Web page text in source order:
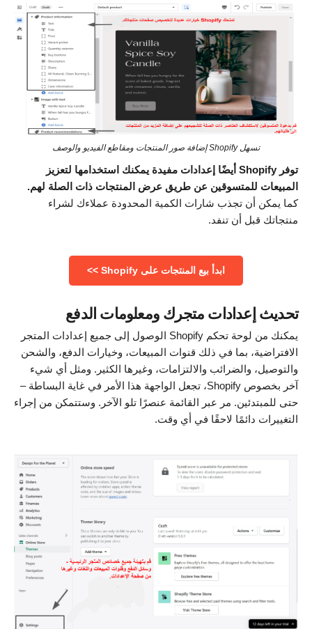
تسهل Shopify إضافة صور المنتجات ومقاطع الفيديو والوصف
توفر Shopify أيضًا إعدادات مفيدة يمكنك استخدامها لتعزيز
المبيعات للمتسوقين عن طريق عرض المنتجات ذات الصلة لهم.
كما يمكن أن تجذب شارات الكمية المحدودة عملاءك لشراء
منتجاتك قبل أن تنفد.
ابدأ بيع المنتجات على Shopify >>
تحديث إعدادات متجرك ومعلومات الدفع
يمكنك من لوحة تحكم Shopify الوصول إلى جميع إعدادات المتجر
الافتراضية، بما في ذلك قنوات المبيعات، وخيارات الدفع، والشحن
والتوصيل، والضرائب والالتزامات، وغيرها الكثير. ومثل أي شيء
آخر بخصوص Shopify، تجعل الواجهة هذا الأمر في غاية البساطة –
حتى للمبتدئين. مر عبر القائمة عنصرًا تلو الآخر. وستتمكن من إجراء
التغييرات دائمًا لاحقًا في أي وقت.